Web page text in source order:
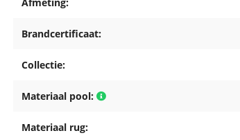
Brandcertificaat:
Collectie:
Materiaal pool:
Materiaal rug: